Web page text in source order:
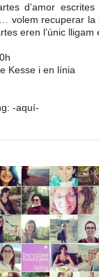
d’amor
volem recuperar la
eren l’únic
Kesse i en línia
-aquí-